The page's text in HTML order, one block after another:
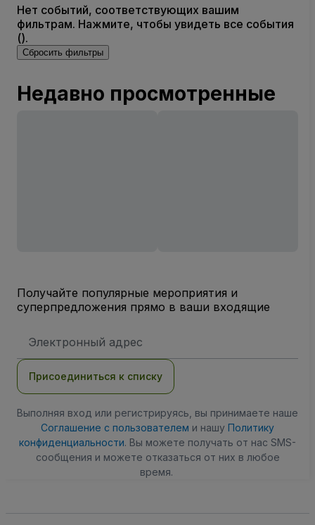
Нет событий, соответствующих вашим
фильтрам. Нажмите, чтобы увидеть все события
().
Сбросить фильтры
Недавно просмотренные
Получайте популярные мероприятия и
суперпредложения прямо в ваши входящие
электронной
Присоединиться к списку
Выполняя вход или регистрируясь, вы принимаете наше
Соглашение с пользователем и нашу Политику
конфиденциальности. Вы можете получать от нас SMS-
сообщения и можете отказаться от них в любое
время.